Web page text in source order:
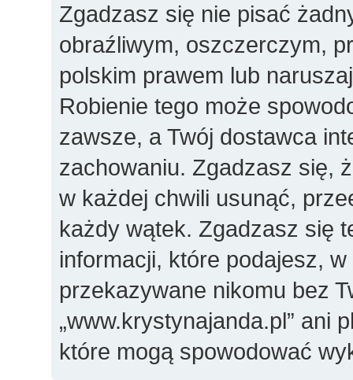
Zgadzasz się nie pisać
obraźliwym, oszczerczym,
polskim prawem lub
Robienie tego może
zawsze, a Twój dostawca
zachowaniu. Zgadzasz się,
w każdej chwili usunąć,
każdy wątek. Zgadzasz się
informacji, które podajesz,
przekazywane nikomu bez
„www.krystynajanda.pl” ani
które mogą spowodować